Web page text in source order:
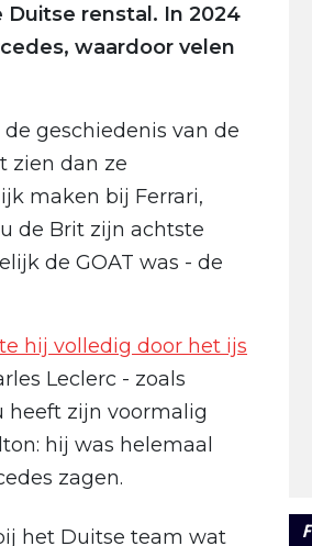
Duitse renstal. In 2024
waardoor velen
geschiedenis van de
zien dan ze
maken bij Ferrari,
de Brit zijn achtste
de GOAT was - de
hij volledig door het ijs
Leclerc - zoals
heeft zijn voormalig
hij was helemaal
zagen.
het Duitse team wat